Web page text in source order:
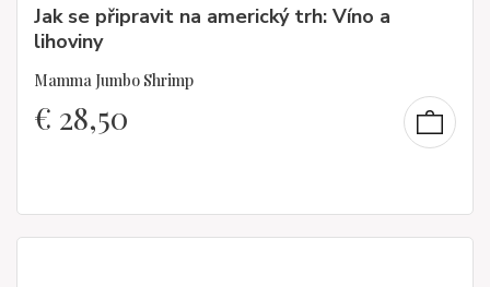
Jak se připravit na americký trh: Víno a
lihoviny
Mamma Jumbo Shrimp
€ 28,50